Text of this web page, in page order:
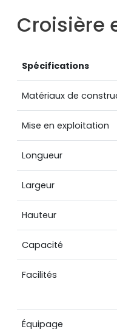
Croisière
Spécifications
Matériaux de
Mise en exploitation
Longueur
Largeur
Hauteur
Capacité
Facilités
Équipage